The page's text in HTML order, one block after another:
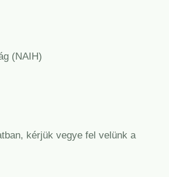
(NAIH)
kérjük vegye fel velünk a